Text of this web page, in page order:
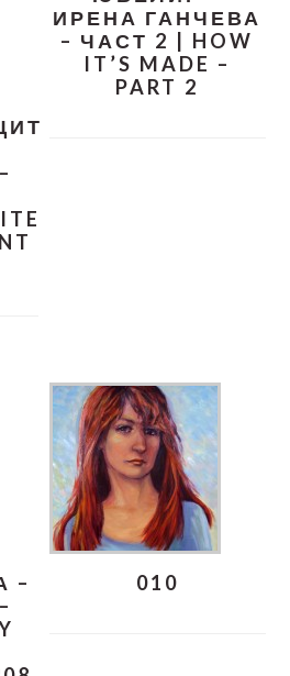
ИРЕНА ГАНЧЕВА
– ЧАСТ 2 | HOW
IT’S MADE –
PART 2
–
010